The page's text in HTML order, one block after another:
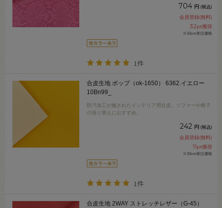
704 円 (税込)
会員登録(無料)
32pt獲得
※10cm単位価格
1件
合皮生地 ポップ（ok-1650） 6362.イエロー
10Bn99_
防汚加工が施されたインテリア用合皮。ソファーや椅子
の張り替えにおすすめ。
242 円 (税込)
会員登録(無料)
11pt獲得
※10cm単位価格
1件
合皮生地 2WAY ストレッチレザー（G-45）